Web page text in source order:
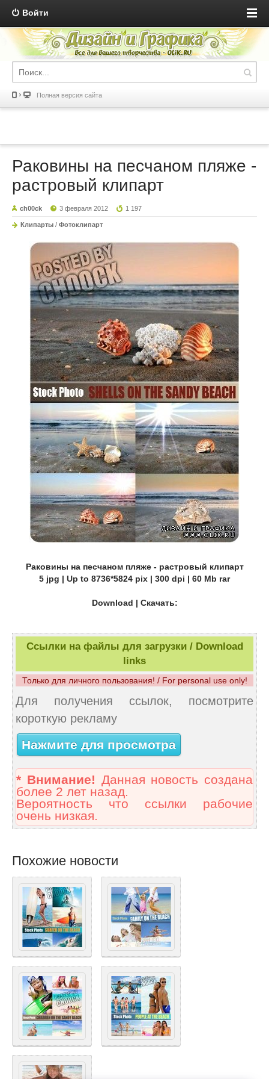
Войти
Полная версия сайта
Раковины на песчаном пляже -
растровый клипарт
ch00ck 3 февраля 2012 1 197
Клипарты / Фотоклипарт
Раковины на песчаном пляже - растровый клипарт
5 jpg | Up to 8736*5824 pix | 300 dpi | 60 Mb rar
Download | Скачать:
Ссылки на файлы для загрузки / Download
links
Только для личного пользования! / For personal use only!
Для получения ссылок, посмотрите
короткую рекламу
Нажмите для просмотра
* Внимание! Данная новость создана
более 2 лет назад.
Вероятность что ссылки рабочие
очень низкая.
Похожие новости